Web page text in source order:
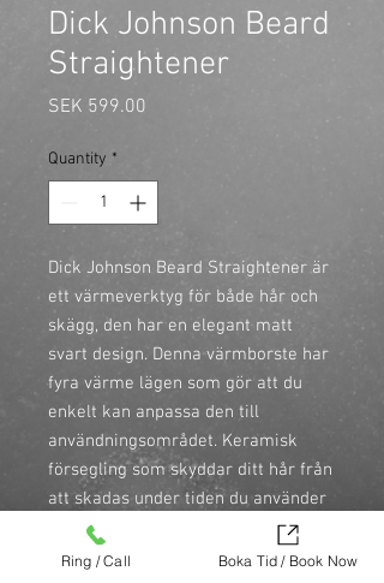
Dick Johnson Beard
Straightener
SEK 599.00
Quantity *
Dick Johnson Beard Straightener är
ett värmeverktyg för både hår och
skägg, den har en elegant matt
svart design. Denna värmborste har
fyra värme lägen som gör att du
enkelt kan anpassa den till
användningsområdet. Keramisk
försegling som skyddar ditt hår från
att skadas under tiden du använder
värmeborsten. Borsten stängs
automatiskt av efter 1 timma, så bli
Ring / Call Boka Tid / Book Now